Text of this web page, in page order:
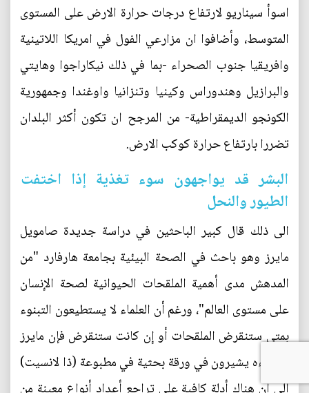
اسوأ سيناريو لارتفاع درجات حرارة الارض على المستوى
المتوسط، وأضافوا ان مزارعي الفول في امريكا اللاتينية
وافريقيا جنوب الصحراء -بما في ذلك نيكاراجوا وهايتي
والبرازيل وهندوراس وكينيا وتنزانيا واوغندا وجمهورية
الكونجو الديمقراطية- من المرجح ان تكون أكثر البلدان
تضررا بارتفاع حرارة كوكب الارض.
البشر قد يواجهون سوء تغذية إذا اختفت
الطيور والنحل
الى ذلك قال كبير الباحثين في دراسة جديدة صامويل
مايرز وهو باحث في الصحة البيئية بجامعة هارفارد "من
المدهش مدى أهمية الملقحات الحيوانية لصحة الإنسان
على مستوى العالم"، ورغم أن العلماء لا يستطيعون التبنوء
بمتى ستنقرض الملقحات أو إن كانت ستنقرض فإن مايرز
وزملاءه يشيرون في ورقة بحثية في مطبوعة (ذا لانسيت)